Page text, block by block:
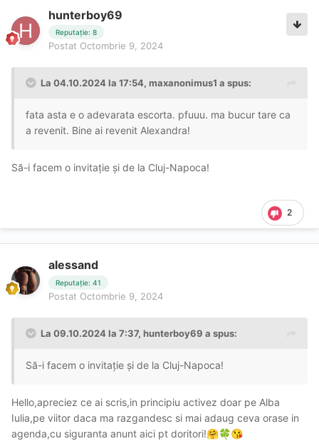
hunterboy69
Reputație: 8
Postat Octombrie 9, 2024
La 04.10.2024 la 17:54, maxanonimus1 a spus:
fata asta e o adevarata escorta. pfuuu. ma bucur tare ca
a revenit. Bine ai revenit Alexandra!
Să-i facem o invitație și de la Cluj-Napoca!
2
alessand
Reputație: 41
Postat Octombrie 9, 2024
La 09.10.2024 la 7:37, hunterboy69 a spus:
Să-i facem o invitație și de la Cluj-Napoca!
Hello,apreciez ce ai scris,in principiu activez doar pe Alba
Iulia,pe viitor daca ma razgandesc si mai adaug ceva orase in
agenda,cu siguranta anunt aici pt doritori!🤗🍀😘